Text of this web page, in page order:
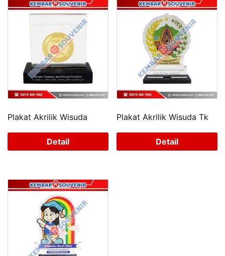
Plakat Akrilik Wisuda
Detail
Plakat Akrilik Wisuda Tk
Detail